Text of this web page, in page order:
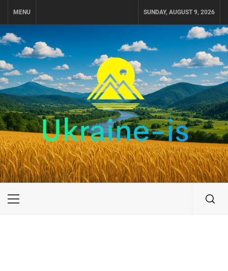
MENU SUNDAY, AUGUST 9, 2026
UKRAINE-IS
ПОДОРОЖI ПО УКРАЇНІ
Primary